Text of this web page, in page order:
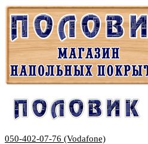
050-402-07-76 (Vodafone)